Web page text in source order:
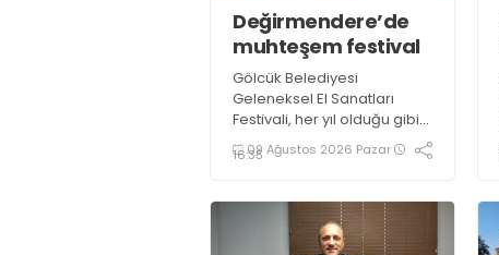
Değirmendere’de
muhteşem festival
Gölcük Belediyesi
Geleneksel El Sanatları
Festivali, her yıl olduğu gibi
bu yıl da göz nuru binlerce
ürün ve el emeği ustası
boyunca Değirmendere
İskele meydanında
gerçekleştirildi
09 Ağustos 2026 Pazar
16:35